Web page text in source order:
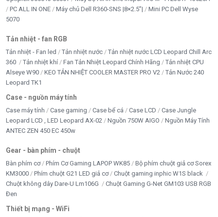
Lợi ích của WiFi 6:
Tốc độ truyền tải cao hơn.
Độ trễ thấp hơn.
Kết nối ổn định hơn.
Hoạt động tốt trong môi trường nhiều thiết bị mạng.
Hai ăng-ten công suất cao giúp camera bắt sóng
mạnh hơn, phù hợp với:
Nhà nhiều tầng.
Sân rộng.
Khu vực xa modem.
PC ALL IN ONE
Máy chủ Dell R360-SNS |8×2.5”|
Mini PC Dell Wyse
5070
Tản nhiệt - fan RGB
Tản nhiệt - Fan led Tản nhiệt nước
Tản nhiệt nước LCD Leopard Chill Arc
360
Tản nhiệt khí Fan Tản Nhiệt Leopard Chính Hãng
Tản nhiệt CPU
Alseye W90
KEO TẢN NHIỆT COOLER MASTER PRO V2
Tản Nước 240
Leopard TK1
Case - nguồn máy tính
Case máy tính Case gaming Case bể cá Case LCD
Case Jungle
Leopard LCD , LED Leopard AX-02
Nguồn 750W AIGO
Nguồn Máy Tính
ANTEC ZEN 450 EC 450w
Gear - bàn phím - chuột
Bàn phím cơ Phím Cơ Gaming LAPOP WK85
Bộ phím chuột giả cơ Sorex
KM3000
Phím chuột G21 LED giả cơ
Chuột gaming inphic W1S black
Chuột không dây Dare-U Lm106G
Chuột Gaming G-Net GM103 USB RGB
Đen
Thiết bị mạng - WiFi